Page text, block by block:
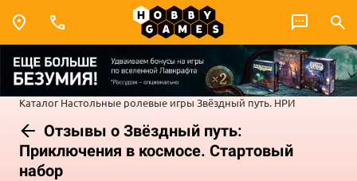
Каталог Настольные ролевые игры Звёздный путь. НРИ
Отзывы о Звёздный путь:
Приключения в космосе. Стартовый
набор